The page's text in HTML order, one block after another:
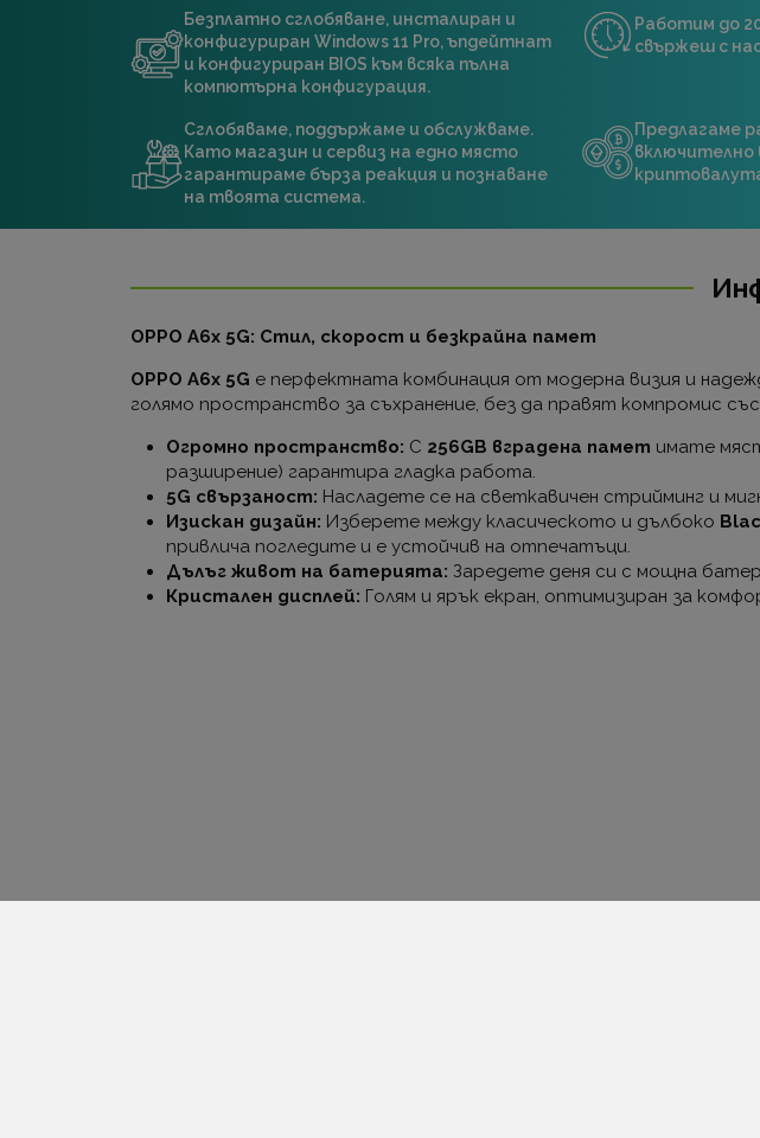
Безплатно сглобяване, инсталиран и
конфигуриран Windows 11 Pro, ъпдейтнат
и конфигуриран BIOS към всяка пълна
компютърна конфигурация.
Работим до
свържеш с
Сглобяваме, поддържаме и обслужваме.
Като магазин и сервиз на едно място
гарантираме бърза реакция и познаване
на твоята система.
Предлагаме
включително
OPPO A6x 5G: Стил, скорост и безкрайна памет
OPPO A6x 5G е перфектната комбинация от модерна визия и
голямо пространство за съхранение, без да правят компромис
Огромно пространство: С 256GB вградена памет имате
разширение) гарантира гладка работа.
5G свързаност: Насладете се на светкавичен стрийминг и
Изискан дизайн: Изберете между класическото и дълбоко
привлича погледите и е устойчив на отпечатъци.
Дълъг живот на батерията: Заредете деня си с мощна
Кристален дисплей: Голям и ярък екран, оптимизиран за